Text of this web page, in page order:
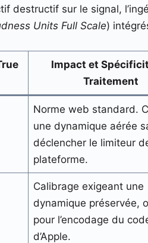
destructif sur le signal,
Units Full Scale)
Impact et
Traitement
Norme web standard.
une dynamique aérée
déclencher le limiteur
plateforme.
Calibrage exigeant une
dynamique préservée,
pour l’encodage du
d’Apple.